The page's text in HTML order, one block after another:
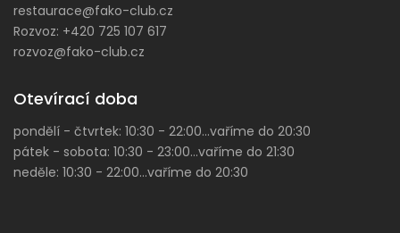
restaurace@fako-club.cz
Rozvoz: +420 725 107 617
rozvoz@fako-club.cz
Otevírací doba
pondělí - čtvrtek: 10:30 - 22:00...vaříme do 20:30
pátek - sobota: 10:30 - 23:00...vaříme do 21:30
neděle: 10:30 - 22:00...vaříme do 20:30